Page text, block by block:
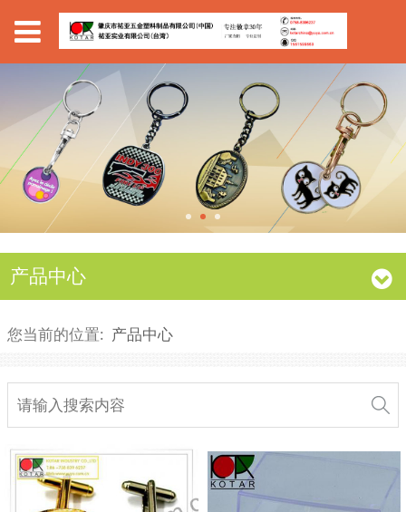
产品中心
您当前的位置: 产品中心